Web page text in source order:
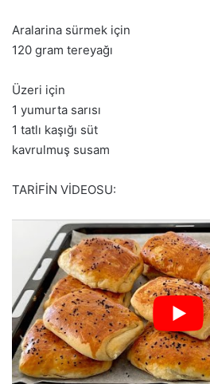
Aralarina sürmek için
120 gram tereyağı
Üzeri için
1 yumurta sarısı
1 tatlı kaşığı süt
kavrulmuş susam
TARİFİN VİDEOSU: